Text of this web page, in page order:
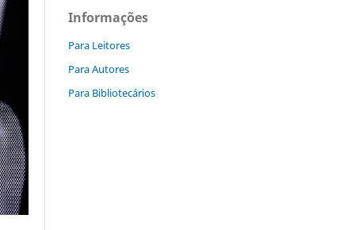
Informações
Para Leitores
Para Autores
Para Bibliotecários